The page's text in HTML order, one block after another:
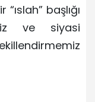
başlığı
ve siyasi